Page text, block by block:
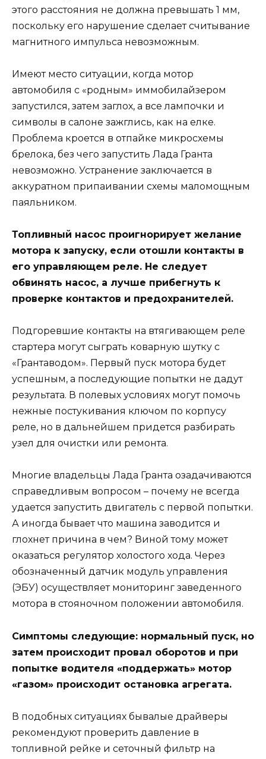
этого расстояния не должна превышать 1 мм,
поскольку его нарушение сделает считывание
магнитного импульса невозможным.
Имеют место ситуации, когда мотор
автомобиля с «родным» иммобилайзером
запустился, затем заглох, а все лампочки и
символы в салоне зажглись, как на елке.
Проблема кроется в отпайке микросхемы
брелока, без чего запустить Лада Гранта
невозможно. Устранение заключается в
аккуратном припаивании схемы маломощным
паяльником.
Топливный насос проигнорирует желание
мотора к запуску, если отошли контакты в
его управляющем реле. Не следует
обвинять насос, а лучше прибегнуть к
проверке контактов и предохранителей.
Подгоревшие контакты на втягивающем реле
стартера могут сыграть коварную шутку с
«Грантаводом». Первый пуск мотора будет
успешным, а последующие попытки не дадут
результата. В полевых условиях могут помочь
нежные постукивания ключом по корпусу
реле, но в дальнейшем придется разбирать
узел для очистки или ремонта.
Многие владельцы Лада Гранта озадачиваются
справедливым вопросом – почему не всегда
удается запустить двигатель с первой попытки.
А иногда бывает что машина заводится и
глохнет причина в чем? Виной тому может
оказаться регулятор холостого хода. Через
обозначенный датчик модуль управления
(ЭБУ) осуществляет мониторинг заведенного
мотора в стояночном положении автомобиля.
Симптомы следующие: нормальный пуск, но
затем происходит провал оборотов и при
попытке водителя «поддержать» мотор
«газом» происходит остановка агрегата.
В подобных ситуациях бывалые драйверы
рекомендуют проверить давление в
топливной рейке и сеточный фильтр на